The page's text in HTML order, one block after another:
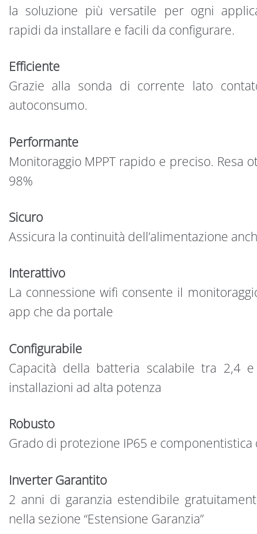
la soluzione più versatile per ogni
rapidi da installare e facili da configurare.
Efficiente
Grazie alla sonda di corrente lato
autoconsumo.
Performante
Monitoraggio MPPT rapido e preciso. Resa
98%
Sicuro
Assicura la continuità dell’alimentazione
Interattivo
La connessione wifi consente il
app che da portale
Configurabile
Capacità della batteria scalabile tra 2,4
installazioni ad alta potenza
Robusto
Grado di protezione IP65 e componentistica
Inverter Garantito
2 anni di garanzia estendibile
nella sezione “Estensione Garanzia”